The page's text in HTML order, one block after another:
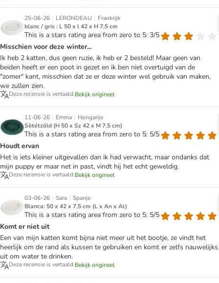
25-06-26 | LERONDEAU | Frankrijk
blanc / gris : L 50 x l 42 x H 7,5 cm
This is a stars rating area from zero to 5: 3/5
Misschien voor deze winter...
Ik heb 2 katten, dus geen ruzie, ik heb er 2 besteld! Maar geen van
beiden heeft er een poot in gezet en ik ben niet overtuigd van de
"zomer" kant, misschien dat ze er deze winter wel gebruik van maken,
we zullen zien.
Deze recensie is vertaald.Bekijk origineel
11-06-26 | Emma | Hongarije
Sötétzöld (H 50 x Sz 42 x M 7,5 cm)
This is a stars rating area from zero to 5: 5/5
Houdt ervan
Het is iets kleiner uitgevallen dan ik had verwacht, maar ondanks dat
mijn puppy er maar net in past, vindt hij het echt geweldig.
Deze recensie is vertaald.Bekijk origineel
03-06-26 | Sara | Spanje
Blanca: 50 x 42 x 7,5 cm (L x An x Al)
This is a stars rating area from zero to 5: 5/5
Komt er niet uit
Een van mijn katten komt bijna niet meer uit het bootje, ze vindt het
heerlijk om de rand als kussen te gebruiken en komt er zelfs nauwelijks
uit om water te drinken.
Deze recensie is vertaald.Bekijk origineel